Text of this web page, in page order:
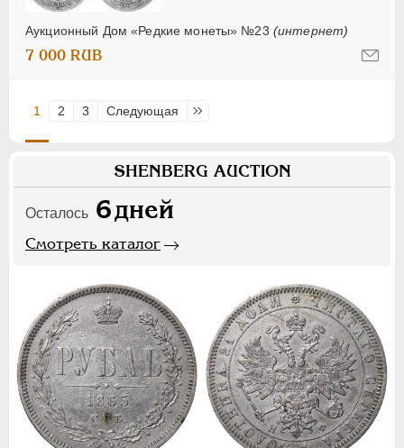
Аукционный Дом «Редкие монеты» №23 (интернет)
7 000 RUB
1 2 3 Следующая Последняя
SHENBERG AUCTION
Осталось 6дней
Смотреть каталог